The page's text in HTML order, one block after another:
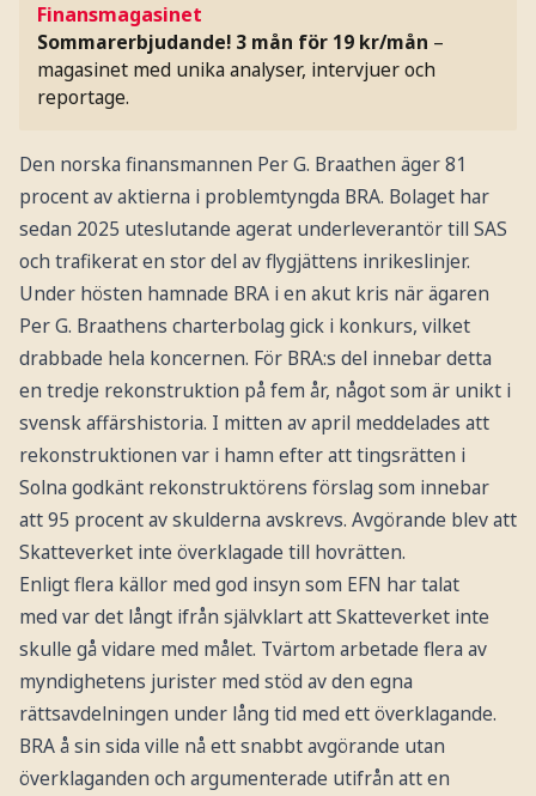
Finansmagasinet
Sommarerbjudande! 3 mån för 19 kr/mån –
magasinet med unika analyser, intervjuer och
reportage.
Den norska finansmannen Per G. Braathen äger 81
procent av aktierna i problemtyngda BRA. Bolaget har
sedan 2025 uteslutande agerat underleverantör till SAS
och trafikerat en stor del av flygjättens inrikeslinjer.
Under hösten hamnade BRA i en akut kris när ägaren
Per G. Braathens charterbolag gick i konkurs, vilket
drabbade hela koncernen. För BRA:s del innebar detta
en tredje rekonstruktion på fem år, något som är unikt i
svensk affärshistoria. I mitten av april meddelades att
rekonstruktionen var i hamn efter att tingsrätten i
Solna godkänt rekonstruktörens förslag som innebar
att 95 procent av skulderna avskrevs. Avgörande blev att
Skatteverket inte överklagade till hovrätten.
Enligt flera källor med god insyn som EFN har talat
med var det långt ifrån självklart att Skatteverket inte
skulle gå vidare med målet. Tvärtom arbetade flera av
myndighetens jurister med stöd av den egna
rättsavdelningen under lång tid med ett överklagande.
BRA å sin sida ville nå ett snabbt avgörande utan
överklaganden och argumenterade utifrån att en